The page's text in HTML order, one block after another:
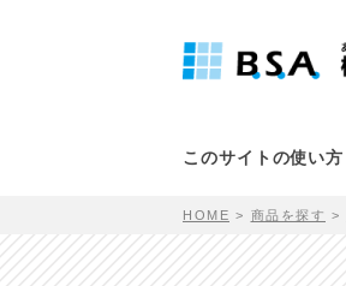
このサイトの使い方
HOME 商品を探す